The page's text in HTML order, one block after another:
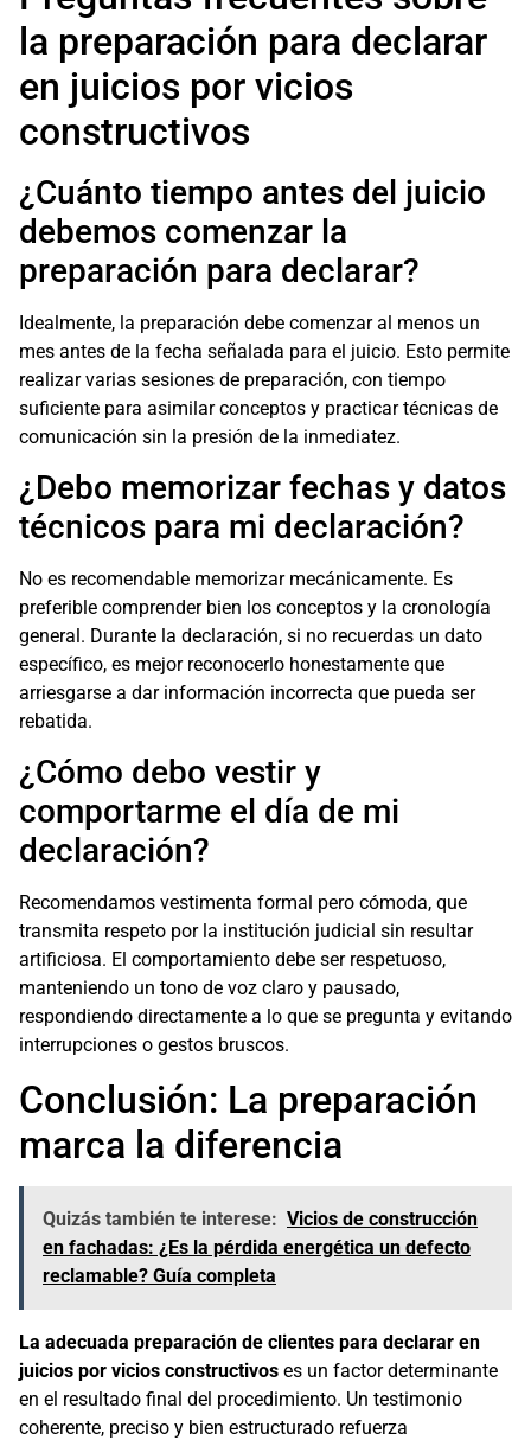
la preparación para declarar
en juicios por vicios
constructivos
¿Cuánto tiempo antes del juicio
debemos comenzar la
preparación para declarar?
Idealmente, la preparación debe comenzar al menos un
mes antes de la fecha señalada para el juicio. Esto permite
realizar varias sesiones de preparación, con tiempo
suficiente para asimilar conceptos y practicar técnicas de
comunicación sin la presión de la inmediatez.
¿Debo memorizar fechas y datos
técnicos para mi declaración?
No es recomendable memorizar mecánicamente. Es
preferible comprender bien los conceptos y la cronología
general. Durante la declaración, si no recuerdas un dato
específico, es mejor reconocerlo honestamente que
arriesgarse a dar información incorrecta que pueda ser
rebatida.
¿Cómo debo vestir y
comportarme el día de mi
declaración?
Recomendamos vestimenta formal pero cómoda, que
transmita respeto por la institución judicial sin resultar
artificiosa. El comportamiento debe ser respetuoso,
manteniendo un tono de voz claro y pausado,
respondiendo directamente a lo que se pregunta y evitando
interrupciones o gestos bruscos.
Conclusión: La preparación
marca la diferencia
Quizás también te interese: Vicios de construcción
en fachadas: ¿Es la pérdida energética un defecto
reclamable? Guía completa
La adecuada preparación de clientes para declarar en
juicios por vicios constructivos es un factor determinante
en el resultado final del procedimiento. Un testimonio
coherente, preciso y bien estructurado refuerza